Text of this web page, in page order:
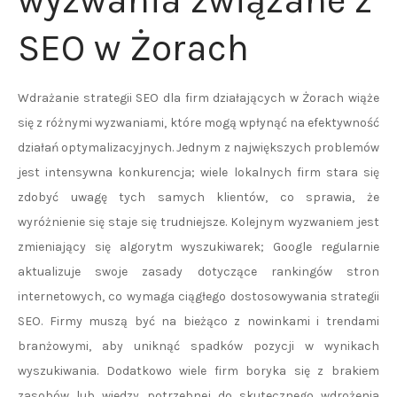
SEO w Żorach
Wdrażanie strategii SEO dla firm działających w Żorach wiąże
się z różnymi wyzwaniami, które mogą wpłynąć na efektywność
działań optymalizacyjnych. Jednym z największych problemów
jest intensywna konkurencja; wiele lokalnych firm stara się
zdobyć uwagę tych samych klientów, co sprawia, że
wyróżnienie się staje się trudniejsze. Kolejnym wyzwaniem jest
zmieniający się algorytm wyszukiwarek; Google regularnie
aktualizuje swoje zasady dotyczące rankingów stron
internetowych, co wymaga ciągłego dostosowywania strategii
SEO. Firmy muszą być na bieżąco z nowinkami i trendami
branżowymi, aby uniknąć spadków pozycji w wynikach
wyszukiwania. Dodatkowo wiele firm boryka się z brakiem